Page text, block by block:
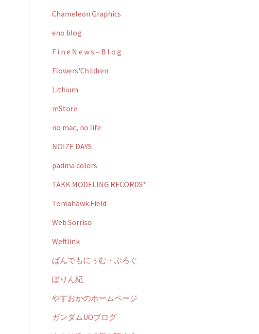
Chameleon Graphics
eno blog
F i n e N e w s – B l o g
Flowers'Children
Lithium
mStore
no mac, no life
NOIZE DAYS
padma colors
TAKK MODELING RECORDS*
Tomahawk Field
Web Sorriso
Weftlink
ぱんでもにぅむ・ぶろぐ
ぽりん紀
やすおかのホームページ
ガンダムUOブログ